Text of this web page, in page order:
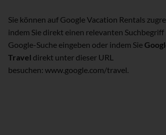
Sie können auf Google Vacation Rentals
indem Sie direkt einen relevanten Suchbegriff
Google-Suche eingeben oder indem Sie
Travel direkt unter dieser URL
besuchen: www.google.com/travel.